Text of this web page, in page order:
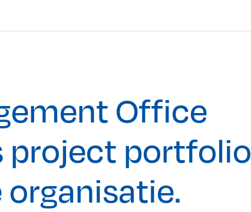
Office
project portfolio